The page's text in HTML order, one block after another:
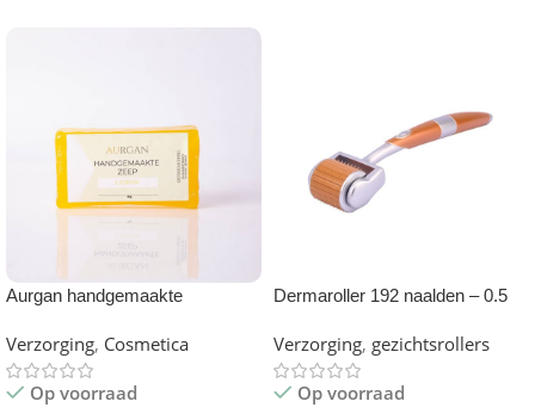
Aurgan handgemaakte
Verzorging, Cosmetica
Op voorraad
Dermaroller 192 naalden – 0.5
Verzorging, gezichtsrollers
Op voorraad